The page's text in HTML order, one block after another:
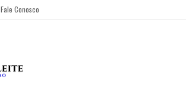
Fale Conosco